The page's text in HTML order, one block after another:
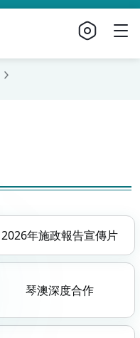
2026年施政報告宣傳片
琴澳深度合作